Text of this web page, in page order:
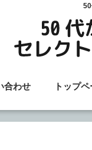
合わせ トップ